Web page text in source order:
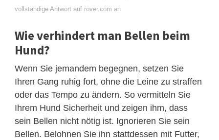
vollständige Antwort auf rover.com an
Wie verhindert man Bellen beim
Hund?
Wenn Sie jemandem begegnen, setzen Sie
Ihren Gang ruhig fort, ohne die Leine zu straffen
oder das Tempo zu ändern. So vermitteln Sie
Ihrem Hund Sicherheit und zeigen ihm, dass
sein Bellen nicht nötig ist. Ignorieren Sie sein
Bellen. Belohnen Sie ihn stattdessen mit Futter,